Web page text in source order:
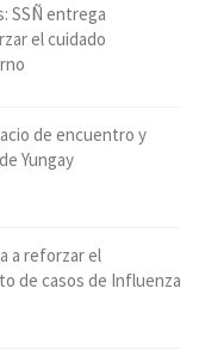
SSÑ entrega
el cuidado
de encuentro y
Yungay
a reforzar el
de casos de Influenza